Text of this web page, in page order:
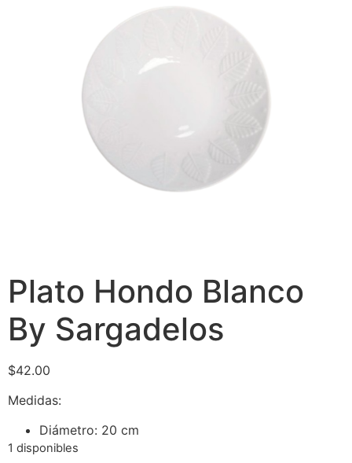
Plato Hondo Blanco
By Sargadelos
$42.00
Medidas:
Diámetro: 20 cm
1 disponibles